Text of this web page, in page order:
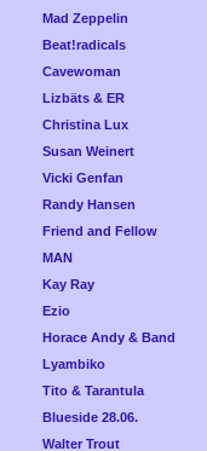
Mad Zeppelin
Beat!radicals
Cavewoman
Lizbäts & ER
Christina Lux
Susan Weinert
Vicki Genfan
Randy Hansen
Friend and Fellow
MAN
Kay Ray
Ezio
Horace Andy & Band
Lyambiko
Tito & Tarantula
Blueside 28.06.
Walter Trout